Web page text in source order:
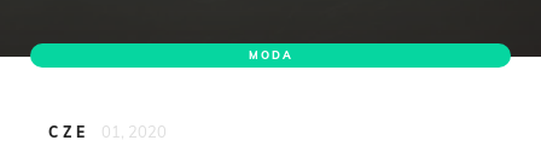
MODA
CZE 01, 2020